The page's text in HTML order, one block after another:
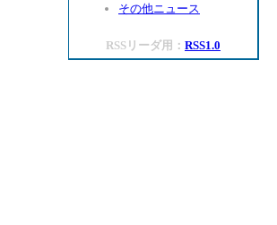
その他ニュース
RSSリーダ用： RSS1.0